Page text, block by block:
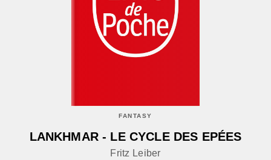
FANTASY
LANKHMAR - LE CYCLE DES EPÉES
Fritz Leiber